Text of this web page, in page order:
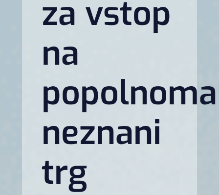
za vstop
na
popolnoma
neznani
trg